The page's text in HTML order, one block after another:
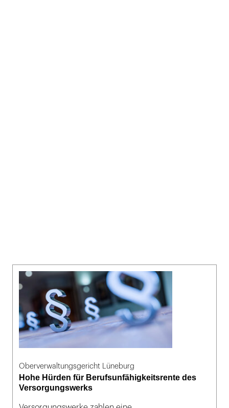
Oberverwaltungsgericht Lüneburg
Hohe Hürden für Berufsunfähigkeitsrente des
Versorgungswerks